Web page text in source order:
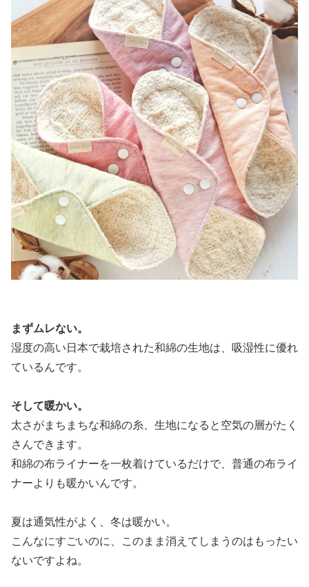
まずムレない。
湿度の高い日本で栽培された和綿の生地は、吸湿性に優れ
ているんです。
そして暖かい。
太さがまちまちな和綿の糸、生地になると空気の層がたく
さんできます。
和綿の布ライナーを一枚着けているだけで、普通の布ライ
ナーよりも暖かいんです。
夏は通気性がよく、冬は暖かい。
こんなにすごいのに、このまま消えてしまうのはもったい
ないですよね。